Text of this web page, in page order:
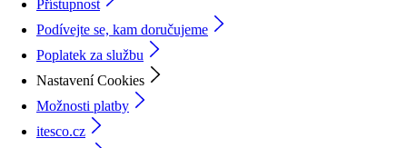
Přístupnost
Podívejte se, kam doručujeme
Poplatek za službu
Nastavení Cookies
Možnosti platby
itesco.cz